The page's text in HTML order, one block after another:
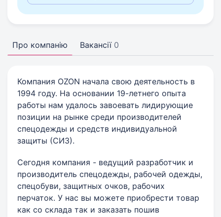
Про компанію Вакансії 0
Компания OZON начала свою деятельность в
1994 году. На основании 19-летнего опыта
работы нам удалось завоевать лидирующие
позиции на рынке среди производителей
спецодежды и средств индивидуальной
защиты (СИЗ).
Сегодня компания - ведущий разработчик и
производитель спецодежды, рабочей одежды,
спецобуви, защитных очков, рабочих
перчаток. У нас вы можете приобрести товар
как со склада так и заказать пошив